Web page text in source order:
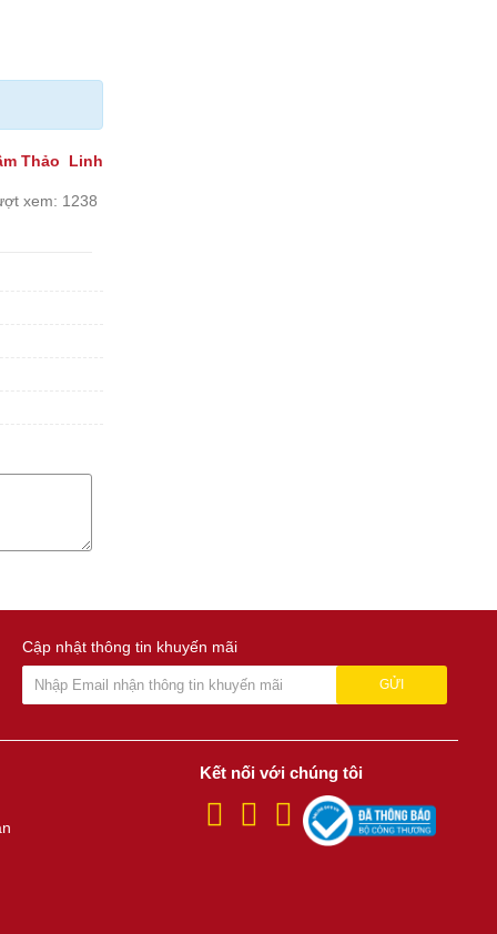
Thảo Linh
xem: 1238
Cập nhật thông tin khuyến mãi
GỬI
Kết nối với chúng tôi